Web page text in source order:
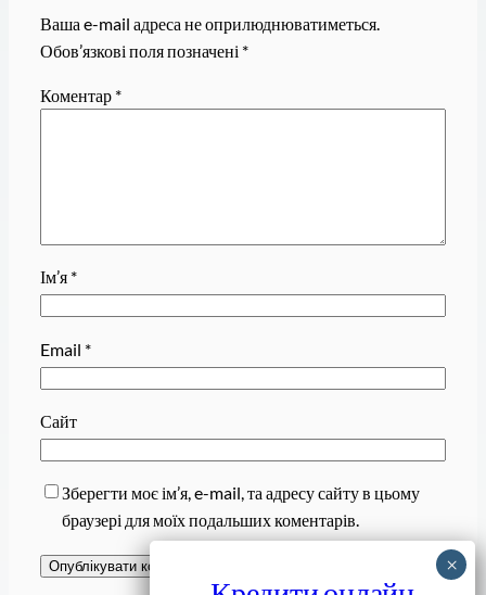
Ваша e-mail адреса не оприлюднюватиметься.
Обов’язкові поля позначені *
Коментар *
Ім’я *
Email *
Сайт
Зберегти моє ім’я, e-mail, та адресу сайту в цьому
браузері для моїх подальших коментарів.